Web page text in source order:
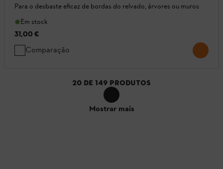
Para o desbaste eficaz de bordas do relvado, árvores ou muros
Em stock
31,00 €
Comparação
20 DE 149 PRODUTOS
Mostrar mais